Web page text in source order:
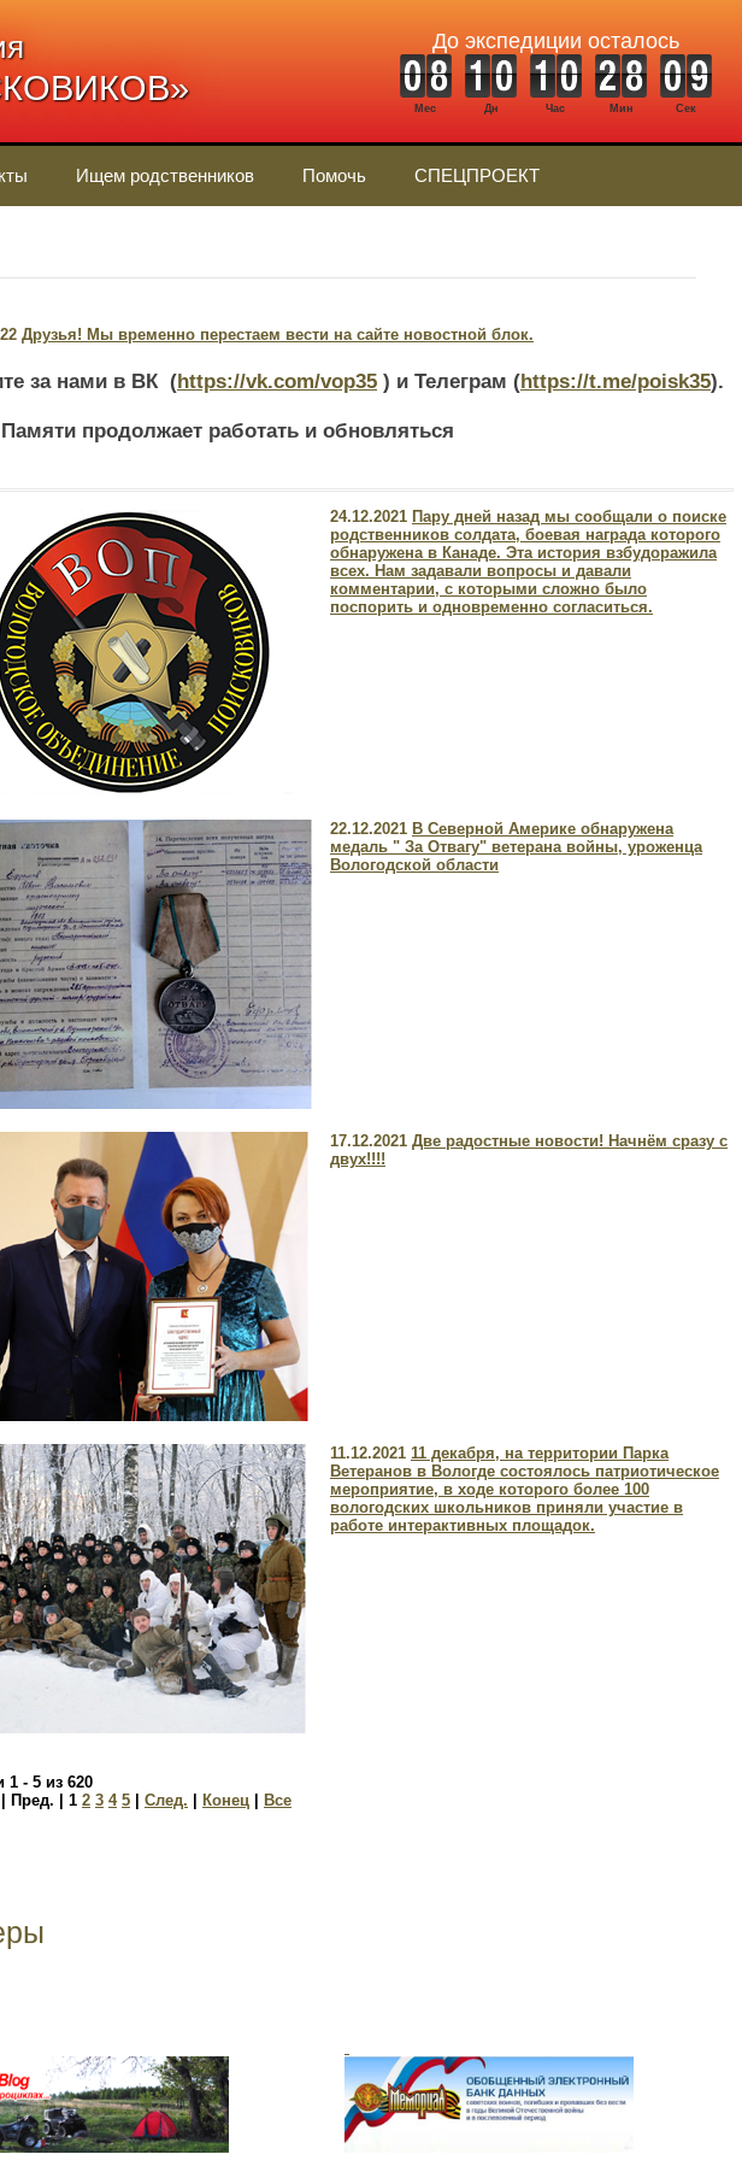
До экспедиции осталось
Мес Дн Час Мин Сек
Ищем родственников Помочь СПЕЦПРОЕКТ
Друзья! Мы временно перестаем вести на сайте новостной блок.
за нами в ВК (https://vk.com/vop35 ) и Телеграм (https://t.me/poisk35).
Памяти продолжает работать и обновляться
24.12.2021 Пару дней назад мы сообщали о поиске
родственников солдата, боевая награда которого
обнаружена в Канаде. Эта история взбудоражила
всех. Нам задавали вопросы и давали
комментарии, с которыми сложно было
поспорить и одновременно согласиться.
22.12.2021 В Северной Америке обнаружена
медаль " За Отвагу" ветерана войны, уроженца
Вологодской области
17.12.2021 Две радостные новости! Начнём сразу с
двух!!!!
11.12.2021 11 декабря, на территории Парка
Ветеранов в Вологде состоялось патриотическое
мероприятие, в ходе которого более 100
вологодских школьников приняли участие в
работе интерактивных площадок.
1 - 5 из 620
Пред. | 1 2 3 4 5 След. Конец Все